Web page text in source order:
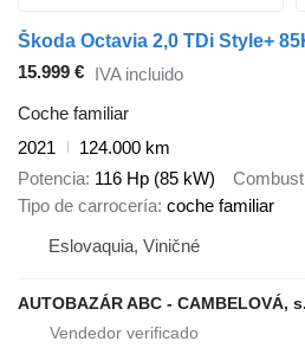
Škoda Octavia 2,0 TDi Style+
15.999 € IVA incluido
Coche familiar
2021
124.000 km
Potencia 116 Hp (85 kW)
Tipo de carrocería coche familiar
Eslovaquia, Viničné
AUTOBAZÁR ABC - CAMBELOVÁ,